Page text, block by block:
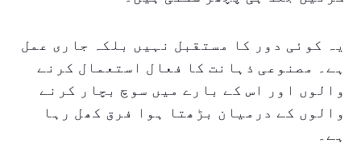
یہ کوئی دور کا مستقبل نہیں بلکہ جاری عمل
ہے۔ مصنوعی ذہانت کا فعال استعمال کرنے
والوں اور اس کے بارے میں سوچ بچار کرنے
والوں کے درمیان بڑھتا ہوا فرق کھل رہا
ہے۔